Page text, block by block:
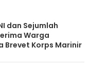
dan Sejumlah
Warga
Brevet Korps Marinir